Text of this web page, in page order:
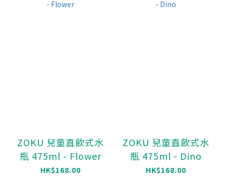
ZOKU 兒童直飲式水
瓶 475ml - Flower
HK$168.00
ZOKU 兒童直飲式水
瓶 475ml - Dino
HK$168.00